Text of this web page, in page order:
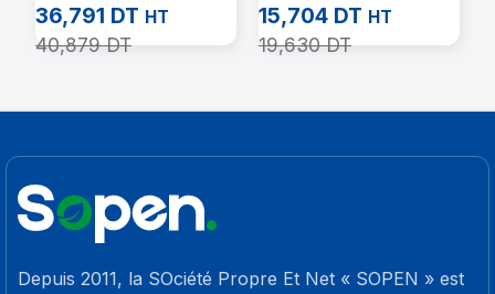
FRESHMATIC PURE
250ML AIR WICK
36,791 DT HT
40,879DT
Antiseptique Fleur De
Chine 500ml
15,704 DT HT
19,630DT
Depuis 2011, la SOciété Propre Et Net « SOPEN » est